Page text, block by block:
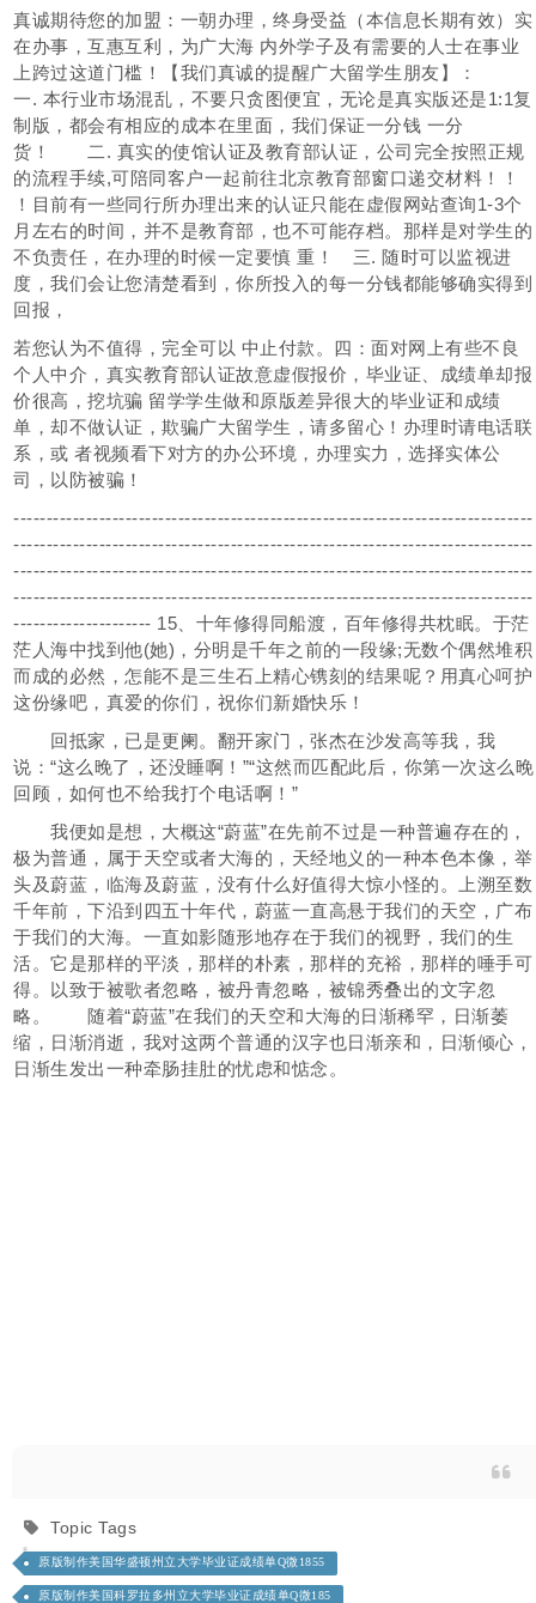
真诚期待您的加盟：一朝办理，终身受益（本信息长期有效）实
在办事，互惠互利，为广大海 内外学子及有需要的人士在事业
上跨过这道门槛！【我们真诚的提醒广大留学生朋友】：
一. 本行业市场混乱，不要只贪图便宜，无论是真实版还是1:1复
制版，都会有相应的成本在里面，我们保证一分钱 一分
货！ 二. 真实的使馆认证及教育部认证，公司完全按照正规
的流程手续,可陪同客户一起前往北京教育部窗口递交材料！！
！目前有一些同行所办理出来的认证只能在虚假网站查询1-3个
月左右的时间，并不是教育部，也不可能存档。那样是对学生的
不负责任，在办理的时候一定要慎 重！ 三. 随时可以监视进
度，我们会让您清楚看到，你所投入的每一分钱都能够确实得到
回报，
若您认为不值得，完全可以 中止付款。四：面对网上有些不良
个人中介，真实教育部认证故意虚假报价，毕业证、成绩单却报
价很高，挖坑骗 留学学生做和原版差异很大的毕业证和成绩
单，却不做认证，欺骗广大留学生，请多留心！办理时请电话联
系，或 者视频看下对方的办公环境，办理实力，选择实体公
司，以防被骗！
-------------------------------------------------------------------------------
-------------------------------------------------------------------------------
-------------------------------------------------------------------------------
-------------------------------------------------------------------------------
--------------------- 15、十年修得同船渡，百年修得共枕眠。于茫
茫人海中找到他(她)，分明是千年之前的一段缘;无数个偶然堆积
而成的必然，怎能不是三生石上精心镌刻的结果呢？用真心呵护
这份缘吧，真爱的你们，祝你们新婚快乐！
回抵家，已是更阑。翻开家门，张杰在沙发高等我，我
说：“这么晚了，还没睡啊！”“这然而匹配此后，你第一次这么晚
回顾，如何也不给我打个电话啊！”
我便如是想，大概这“蔚蓝”在先前不过是一种普遍存在的，
极为普通，属于天空或者大海的，天经地义的一种本色本像，举
头及蔚蓝，临海及蔚蓝，没有什么好值得大惊小怪的。上溯至数
千年前，下沿到四五十年代，蔚蓝一直高悬于我们的天空，广布
于我们的大海。一直如影随形地存在于我们的视野，我们的生
活。它是那样的平淡，那样的朴素，那样的充裕，那样的唾手可
得。以致于被歌者忽略，被丹青忽略，被锦秀叠出的文字忽
略。 随着“蔚蓝”在我们的天空和大海的日渐稀罕，日渐萎
缩，日渐消逝，我对这两个普通的汉字也日渐亲和，日渐倾心，
日渐生发出一种牵肠挂肚的忧虑和惦念。
Topic Tags
原版制作美国华盛顿州立大学毕业证成绩单Q微1855
原版制作美国科罗拉多州立大学毕业证成绩单Q微185